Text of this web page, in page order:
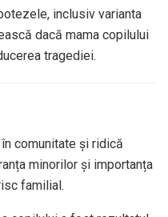
inclusiv varianta
dacă mama copilului
tragediei.
comunitate și ridică
minorilor și importanța
familial.